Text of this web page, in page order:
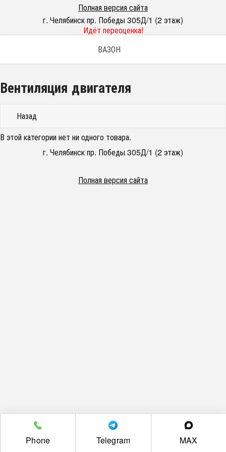
Полная версия сайта
г. Челябинск пр. Победы 305Д/1 (2 этаж)
Идёт переоценка!
ВАЗОН
Вентиляция двигателя
Назад
В этой категории нет ни одного товара.
г. Челябинск пр. Победы 305Д/1 (2 этаж)
Полная версия сайта
Phone Telegram MAX